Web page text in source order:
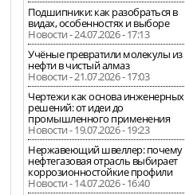
Подшипники: как разобраться в
видах, особенностях и выборе
Новости - 24.07.2026 - 17:13
Учёные превратили молекулы из
нефти в чистый алмаз
Новости - 21.07.2026 - 17:03
Чертежи как основа инженерных
решений: от идеи до
промышленного применения
Новости - 19.07.2026 - 19:23
Нержавеющий швеллер: почему
нефтегазовая отрасль выбирает
коррозионностойкие профили
Новости - 14.07.2026 - 16:40